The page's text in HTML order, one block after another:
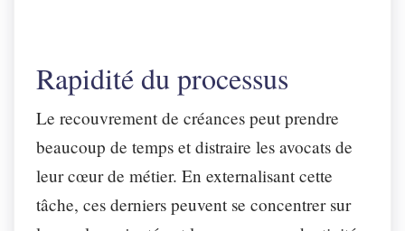
Rapidité du processus
Le recouvrement de créances peut prendre
beaucoup de temps et distraire les avocats de
leur cœur de métier. En externalisant cette
tâche, ces derniers peuvent se concentrer sur